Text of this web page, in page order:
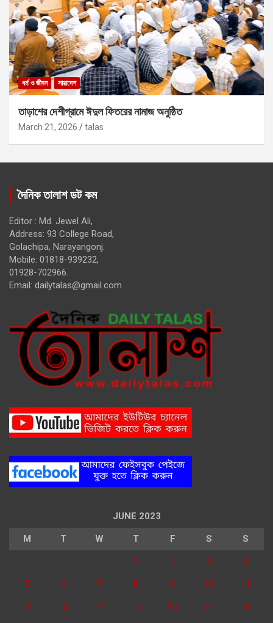
ধর্ম ও জীবন সারাদেশ
তাড়াশের দেশীগ্রামে ঈদুল ফিতরের নামাজ অনুষ্ঠিত
March 21, 2026 talas
দৈনিক তালাশ ডট কম
Editor : Md. Jewel Ali,
Address: 93 College Road,
Golachipa, Narayangonj.
Mobile: 01818-939232,
01928-702966.
Email: dailytalas@gmail.com
JUNE 2023
M T W T F S S
1 2 3 4
5 6 7 8 9 10 11
12 13 14 15 16 17 18